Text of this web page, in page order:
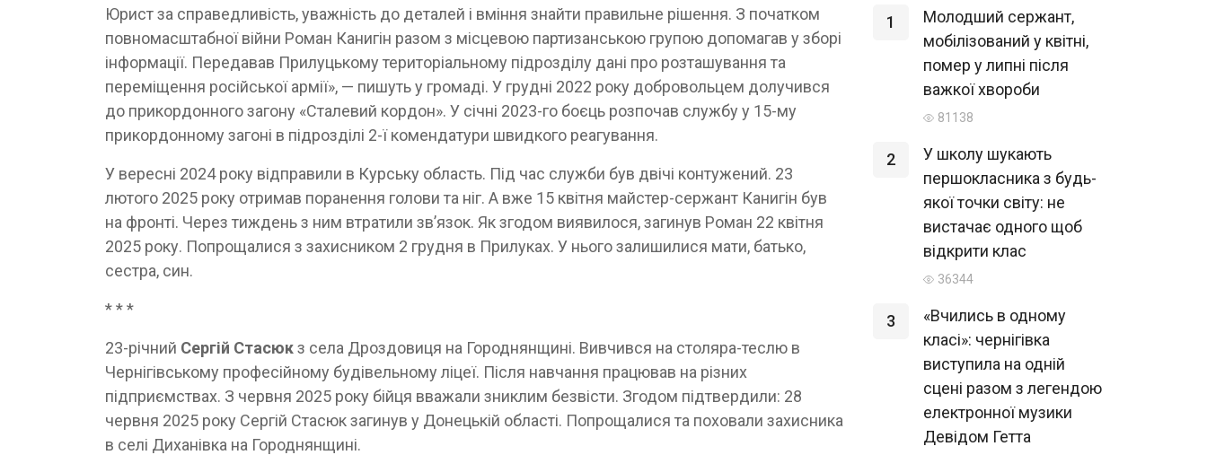
Юрист за справедливість, уважність до деталей і вміння знайти правильне рішення. З початком
повномасштабної війни Роман Канигін разом з місцевою партизанською групою допомагав у зборі
інформації. Передавав Прилуцькому територіальному підрозділу дані про розташування та
переміщення російської армії», — пишуть у громаді. У грудні 2022 року добровольцем долучився
до прикордонного загону «Сталевий кордон». У січні 2023-го боєць розпочав службу у 15-му
прикордонному загоні в підрозділі 2-ї комендатури швидкого реагування.
У вересні 2024 року відправили в Курську область. Під час служби був двічі контужений. 23
лютого 2025 року отримав поранення голови та ніг. А вже 15 квітня майстер-сержант Канигін був
на фронті. Через тиждень з ним втратили зв’язок. Як згодом виявилося, загинув Роман 22 квітня
2025 року. Попрощалися з захисником 2 грудня в Прилуках. У нього залишилися мати, батько,
сестра, син.
* * *
23-річний Сергій Стасюкз села Дроздовиця на Городнянщині. Вивчився на столяра-теслю в
Чернігівському професійному будівельному ліцеї. Після навчання працював на різних
підприємствах. З червня 2025 року бійця вважали зник­лим безвісти. Згодом підтвердили: 28
червня 2025 року Сергій Стасюк загинув у Донецькій області. Попрощалися та поховали захисника
в селі Диханівка на Городнянщині.
1
Молодший сержант,
мобілізований у квітні,
помер у липні після
важкої хвороби
81138
2
У школу шукають
першокласника з будь-
якої точки світу: не
вистачає одного щоб
відкрити клас
36344
3
«Вчились в одному
класі»: чернігівка
виступила на одній
сцені разом з легендою
електронної музики
Девідом Гетта